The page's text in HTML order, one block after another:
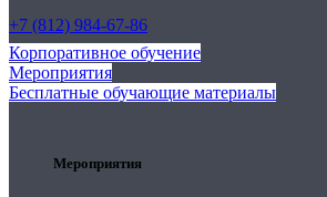
+7 (812) 984-67-86
Корпоративное обучение
Мероприятия
Бесплатные обучающие материалы
Мероприятия